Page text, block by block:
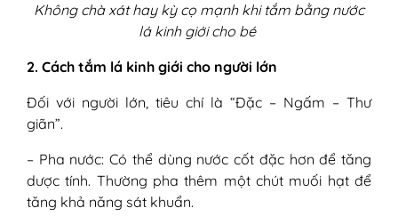
Không chà xát hay kỳ cọ mạnh khi tắm bằng nước
lá kinh giới cho bé
2. Cách tắm lá kinh giới cho người lớn
Đối với người lớn, tiêu chí là “Đặc – Ngấm – Thư
giãn”.
– Pha nước: Có thể dùng nước cốt đặc hơn để tăng
dược tính. Thường pha thêm một chút muối hạt để
tăng khả năng sát khuẩn.